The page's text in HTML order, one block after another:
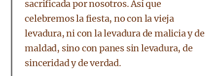
sacrificada por nosotros. Así que
celebremos la fiesta, no con la vieja
levadura, ni con la levadura de malicia y de
maldad, sino con panes sin levadura, de
sinceridad y de verdad.